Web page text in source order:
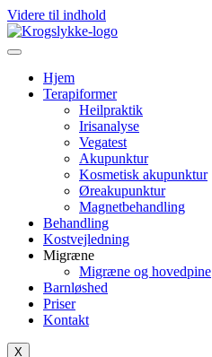
Videre til indhold
Hjem
Terapiformer
Heilpraktik
Irisanalyse
Vegatest
Akupunktur
Kosmetisk akupunktur
Øreakupunktur
Magnetbehandling
Behandling
Kostvejledning
Migræne
Migræne og hovedpine
Barnløshed
Priser
Kontakt
X